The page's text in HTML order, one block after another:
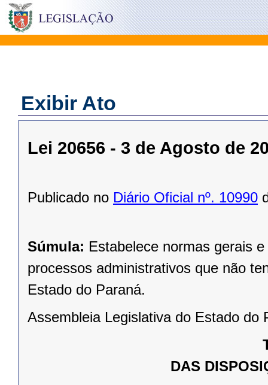
Exibir Ato
Lei 20656 - 3 de Agosto de
Publicado no Diário Oficial nº. 10990
Súmula: Estabelece normas gerais
processos administrativos que não
Estado do Paraná.
Assembleia Legislativa do Estado do
DAS